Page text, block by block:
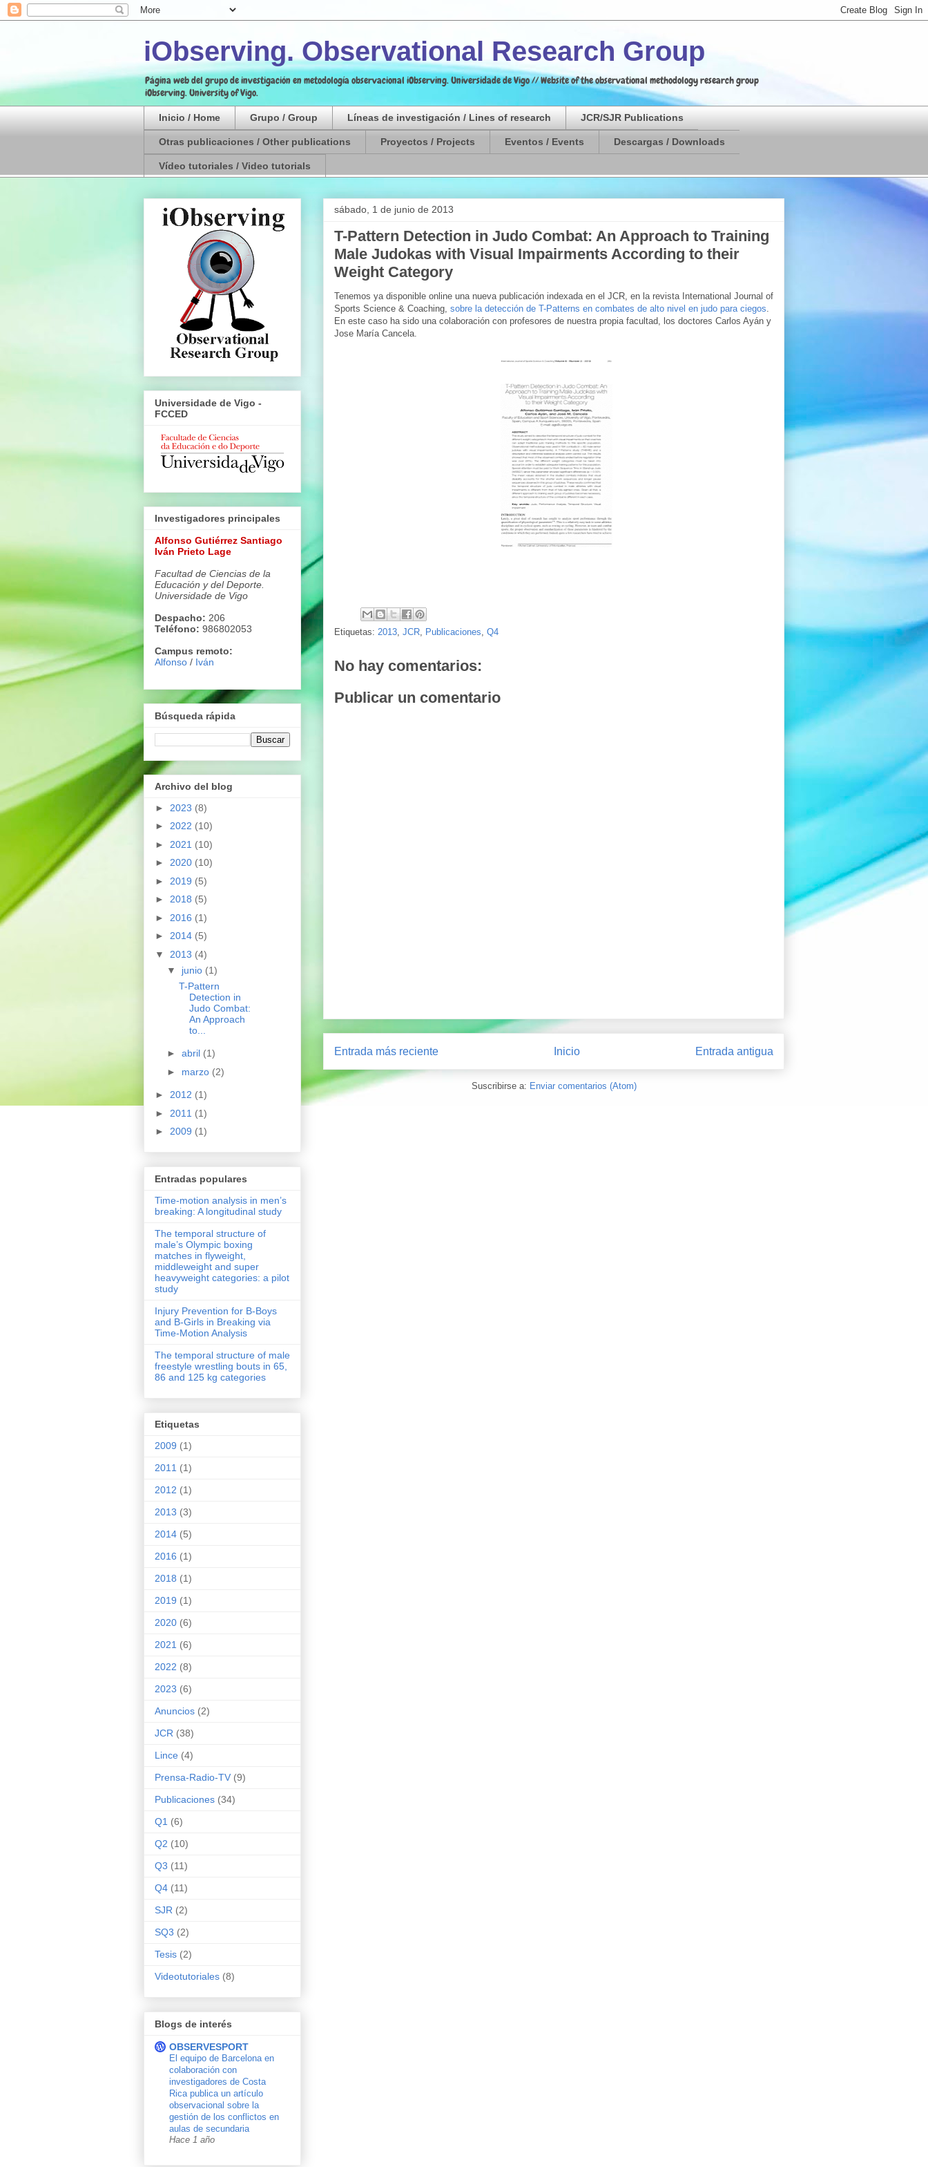
iObserving. Observational Research Group
Página web del grupo de investigación en metodología observacional iObserving. Universidade de Vigo // Website of the observational methodology research group
iObserving. University of Vigo.
Inicio / Home Grupo / Group Líneas de investigación / Lines of research JCR/SJR Publications
Otras publicaciones / Other publications Proyectos / Projects Eventos / Events Descargas / Downloads
Vídeo tutoriales / Video tutorials
sábado, 1 de junio de 2013
T-Pattern Detection in Judo Combat: An Approach to Training
Male Judokas with Visual Impairments According to their
Weight Category
Tenemos ya disponible online una nueva publicación indexada en el JCR, en la revista International Journal of
Sports Science & Coaching, sobre la detección de T-Patterns en combates de alto nivel en judo para ciegos.
En este caso ha sido una colaboración con profesores de nuestra propia facultad, los doctores Carlos Ayán y
Jose María Cancela.
Etiquetas: 2013, JCR, Publicaciones, Q4
No hay comentarios:
Publicar un comentario
Entrada más reciente Entrada antigua
Inicio
Suscribirse a: Enviar comentarios (Atom)
Universidade de Vigo -
FCCED
Investigadores principales
Alfonso Gutiérrez Santiago
Iván Prieto Lage
Facultad de Ciencias de la
Educación y del Deporte.
Universidade de Vigo
Despacho: 206
Teléfono: 986802053
Campus remoto:
Alfonso / Iván
Búsqueda rápida
Archivo del blog
► 2023 (8)
► 2022 (10)
► 2021 (10)
► 2020 (10)
► 2019 (5)
► 2018 (5)
► 2016 (1)
► 2014 (5)
▼ 2013 (4)
▼ junio (1)
T-Pattern
Detection in
Judo Combat:
An Approach
to...
► abril (1)
► marzo (2)
► 2012 (1)
► 2011 (1)
► 2009 (1)
Entradas populares
Time-motion analysis in men’s
breaking: A longitudinal study
The temporal structure of
male’s Olympic boxing
matches in flyweight,
middleweight and super
heavyweight categories: a pilot
study
Injury Prevention for B-Boys
and B-Girls in Breaking via
Time-Motion Analysis
The temporal structure of male
freestyle wrestling bouts in 65,
86 and 125 kg categories
Etiquetas
2009 (1)
2011 (1)
2012 (1)
2013 (3)
2014 (5)
2016 (1)
2018 (1)
2019 (1)
2020 (6)
2021 (6)
2022 (8)
2023 (6)
Anuncios (2)
JCR (38)
Lince (4)
Prensa-Radio-TV (9)
Publicaciones (34)
Q1 (6)
Q2 (10)
Q3 (11)
Q4 (11)
SJR (2)
SQ3 (2)
Tesis (2)
Videotutoriales (8)
Blogs de interés
OBSERVESPORT
El equipo de Barcelona en
colaboración con
investigadores de Costa
Rica publica un artículo
observacional sobre la
gestión de los conflictos en
aulas de secundaria
Hace 1 año